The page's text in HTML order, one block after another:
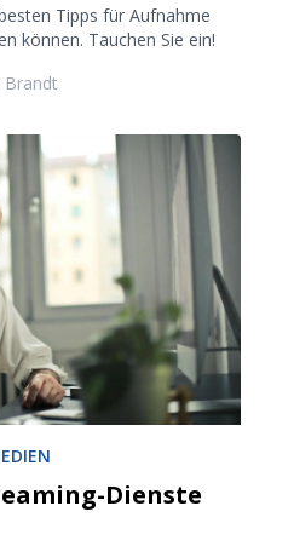
Tipps für Aufnahme
können. Tauchen Sie ein!
Brandt
Dienste